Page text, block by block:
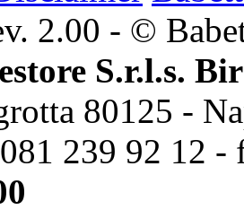
2.00 - ©
S.r.l.s.
80125 -
239 92 12 -